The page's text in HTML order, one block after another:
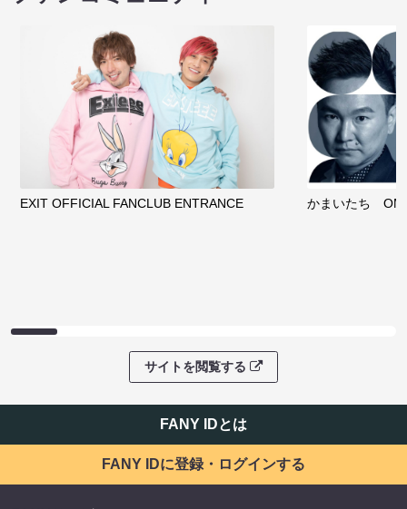
EXIT OFFICIAL FANCLUB ENTRANCE かまいたち
サイトを閲覧する
FANY IDとは
FANY IDに登録・ログインする